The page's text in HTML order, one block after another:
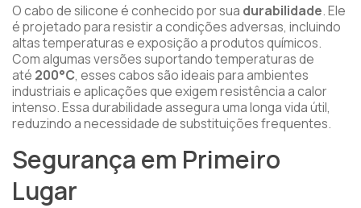
O cabo de silicone é conhecido por sua durabilidade. Ele
é projetado para resistir a condições adversas, incluindo
altas temperaturas e exposição a produtos químicos.
Com algumas versões suportando temperaturas de
até 200°C, esses cabos são ideais para ambientes
industriais e aplicações que exigem resistência a calor
intenso. Essa durabilidade assegura uma longa vida útil,
reduzindo a necessidade de substituições frequentes.
Segurança em Primeiro
Lugar